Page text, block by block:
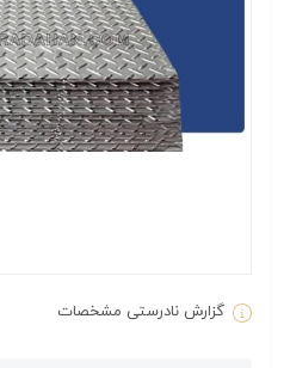
گزارش نادرستی مشخصات